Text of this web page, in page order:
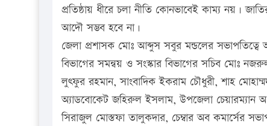
প্রতিষ্ঠায় ধীরে চলা নীতি কোনভাবেই কাম্য নয়।
আদৌ সম্ভব হবে না।
জেলা প্রশাসক মোঃ আব্দুস সবুর মন্ডলের সভাপতিত্বে
বিভাগের সমন্বয় ও সংস্কার বিভাগের সচিব মোঃ
লুৎফুর রহমান, সাংবাদিক ইকরাম চৌধুরী, শাহ
অ্যাডবোকেট জহিরুল ইসলাম, উপজেলা চেয়ারম্যান
সিরাজুল মোস্তফা তালুকদার, চেম্বার অব কমার্সের